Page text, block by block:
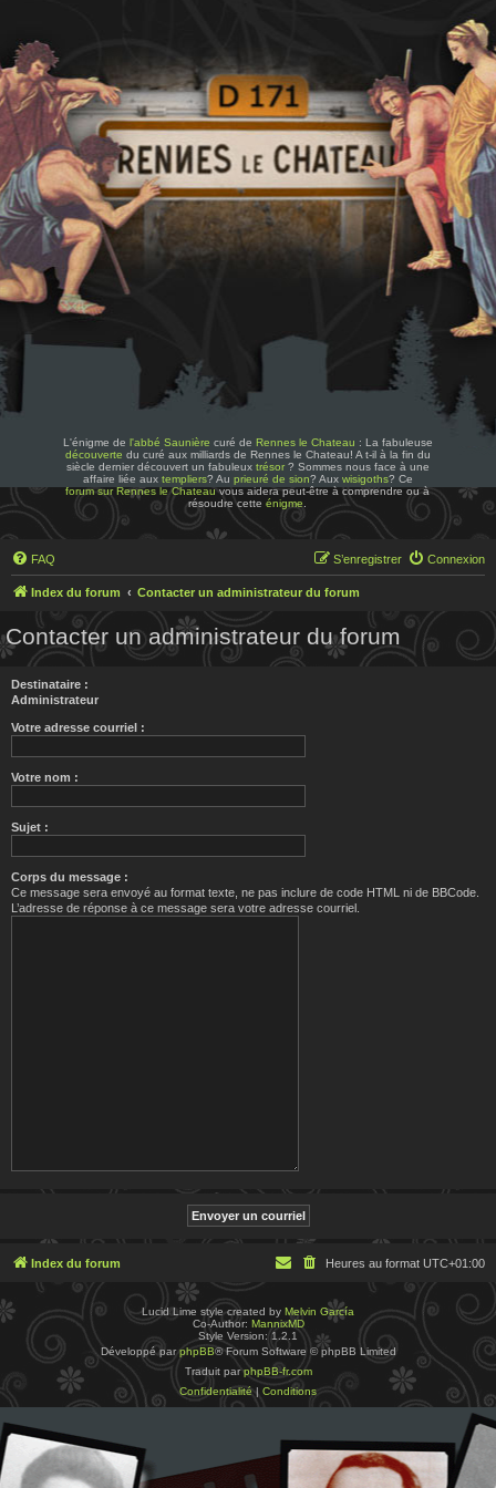
L'énigme de l'abbé Saunière curé de Rennes le Chateau : La fabuleuse
découverte du curé aux milliards de Rennes le Chateau! A t-il à la fin du
siècle dernier découvert un fabuleux trésor? Sommes nous face à une
affaire liée aux templiers? Au prieuré de sion? Aux wisigoths? Ce
forum sur Rennes le Chateauvous aidera peut-être à comprendre ou à
résoudre cetteénigme
FAQ Connexion
S’enregistrer
Index du forum Contacter un administrateur du forum
Contacter un administrateur du forum
Destinataire :
Administrateur
Votre adresse courriel :
Votre nom :
Sujet :
Corps du message :
Ce message sera envoyé au format texte, ne pas inclure de code HTML ni de BBCode.
L’adresse de réponse à ce message sera votre adresse courriel.
Index du forum Heures au format UTC+01:00
Lucid Lime style created by Melvin García
Co-Author: MannixMD
Style Version: 1.2.1
Développé parphpBB® Forum Software © phpBB Limited
Traduit parphpBB-fr.com
Confidentialité| Conditions